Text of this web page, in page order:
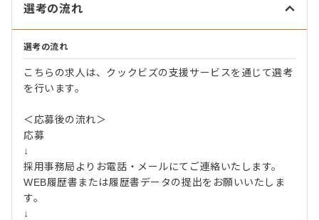
選考の流れ
選考の流れ
こちらの求人は、クックビズの支援サービスを通じて選考
を行います。
＜応募後の流れ＞
応募
↓
採用事務局よりお電話・メールにてご連絡いたします。
WEB履歴書または履歴書データの提出をお願いいたしま
す。
↓